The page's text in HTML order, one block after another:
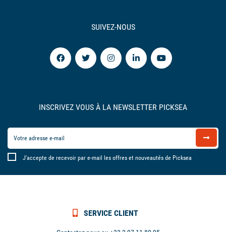
SUIVEZ-NOUS
INSCRIVEZ VOUS À LA NEWSLETTER PICKSEA
J'accepte de recevoir par e-mail les offres et nouveautés de Picksea
SERVICE CLIENT